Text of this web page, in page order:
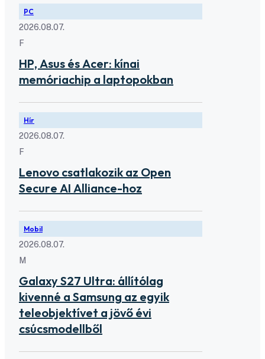
PC
2026.08.07.
F
HP, Asus és Acer: kínai
memóriachip a laptopokban
Hír
2026.08.07.
F
Lenovo csatlakozik az Open
Secure AI Alliance-hoz
Mobil
2026.08.07.
M
Galaxy S27 Ultra: állítólag
kivenné a Samsung az egyik
teleobjektívet a jövő évi
csúcsmodellből